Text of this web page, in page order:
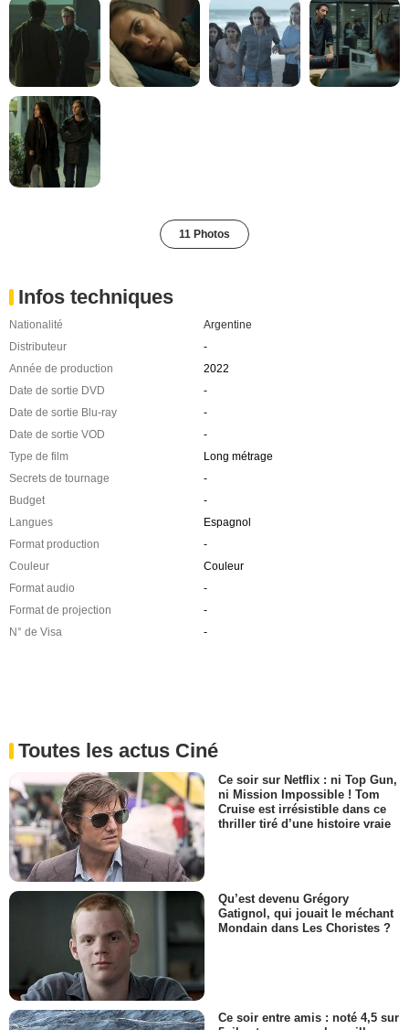
11 Photos
Infos techniques
Nationalité
Argentine
Distributeur
-
Année de production
2022
Date de sortie DVD
-
Date de sortie Blu-ray
-
Date de sortie VOD
-
Type de film
Long métrage
Secrets de tournage
-
Budget
-
Langues
Espagnol
Format production
-
Couleur
Couleur
Format audio
-
Format de projection
-
N° de Visa
-
Toutes les actus Ciné
Ce soir sur Netflix : ni Top Gun,
ni Mission Impossible ! Tom
Cruise est irrésistible dans ce
thriller tiré d’une histoire vraie
Qu’est devenu Grégory
Gatignol, qui jouait le méchant
Mondain dans Les Choristes ?
Ce soir entre amis : noté 4,5 sur